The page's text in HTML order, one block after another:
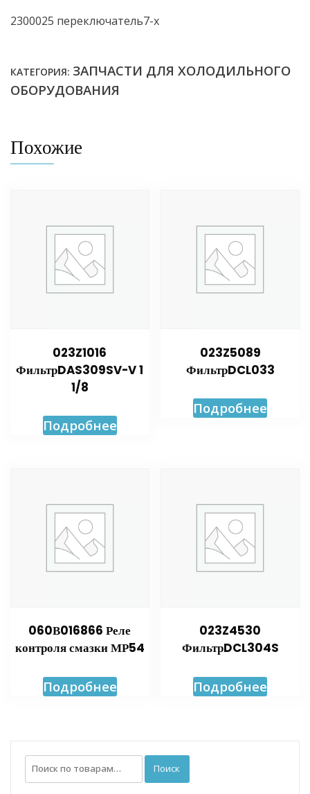
2300025 переключатель7-х
КАТЕГОРИЯ: ЗАПЧАСТИ ДЛЯ ХОЛОДИЛЬНОГО
ОБОРУДОВАНИЯ
Похожие
023Z1016
ФильтрDAS309SV-V 1
1/8
Подробнее
023Z5089
ФильтрDCL033
Подробнее
060В016866 Реле
контроля смазки МР54
Подробнее
023Z4530
ФильтрDCL304S
Подробнее
Искать: Поиск